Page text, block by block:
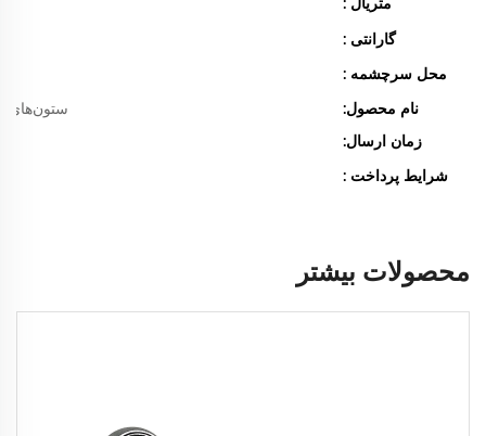
گارانتی :
محل سرچشمه :
نام محصول:
زمان ارسال:
شرایط پرداخت :
محصولات بیشتر